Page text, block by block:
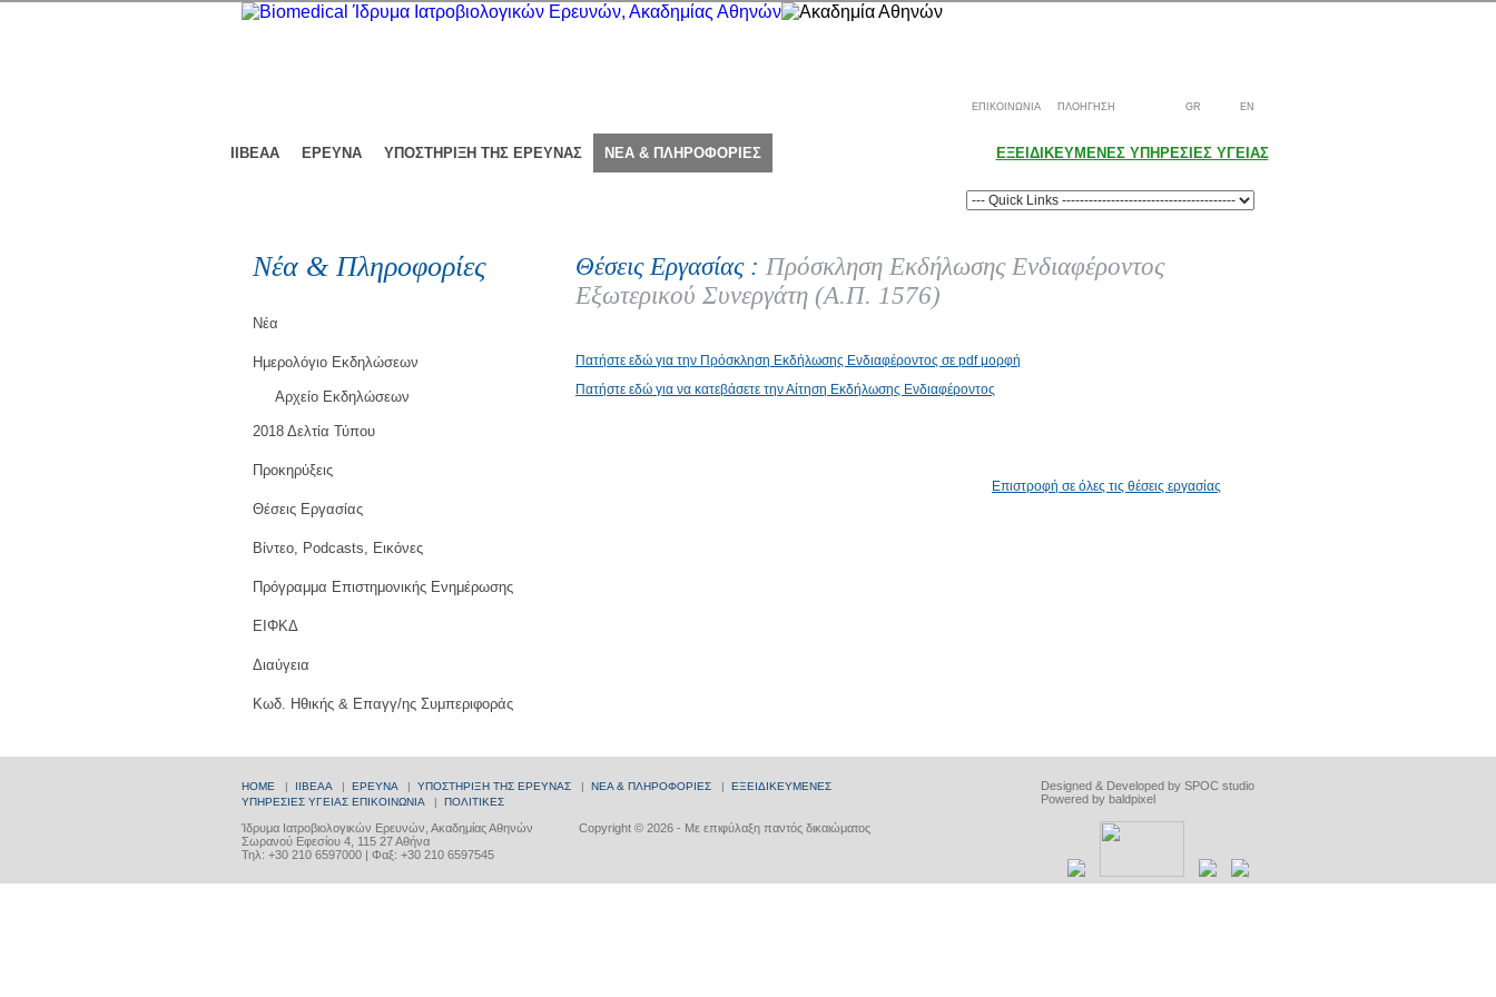
ΕΠΙΚΟΙΝΩΝΙΑ ΠΛΟΗΓΗΣΗ GR EN
ΙΙΒΕΑΑ ΕΡΕΥΝΑ ΥΠΟΣΤΗΡΙΞΗ ΤΗΣ ΕΡΕΥΝΑΣ ΝΕΑ & ΠΛΗΡΟΦΟΡΙΕΣ ΕΞΕΙΔΙΚΕΥΜΕΝΕΣ ΥΠΗΡΕΣΙΕΣ ΥΓΕΙΑΣ
Νέα & Πληροφορίες
Νέα
Ημερολόγιο Εκδηλώσεων
Αρχείο Εκδηλώσεων
2018 Δελτία Τύπου
Προκηρύξεις
Θέσεις Εργασίας
Βίντεο, Podcasts, Εικόνες
Πρόγραμμα Επιστημονικής Ενημέρωσης
ΕΙΦΚΔ
Διαύγεια
Κωδ. Ηθικής & Επαγγ/ης Συμπεριφοράς
Θέσεις Εργασίας : Πρόσκληση Εκδήλωσης Ενδιαφέροντος
Εξωτερικού Συνεργάτη (Α.Π. 1576)
Πατήστε εδώ για την Πρόσκληση Εκδήλωσης Ενδιαφέροντος σε pdf μορφή
Πατήστε εδώ για να κατεβάσετε την Αίτηση Εκδήλωσης Ενδιαφέροντος
Επιστροφή σε όλες τις θέσεις εργασίας
Designed & Developed by SPOC studio
Powered by baldpixel
HOME | ΙΙΒΕΑΑ | ΕΡΕΥΝΑ | ΥΠΟΣΤΗΡΙΞΗ ΤΗΣ ΕΡΕΥΝΑΣ | ΝΕΑ & ΠΛΗΡΟΦΟΡΙΕΣ | ΕΞΕΙΔΙΚΕΥΜΕΝΕΣ
ΥΠΗΡΕΣΙΕΣ ΥΓΕΙΑΣ ΕΠΙΚΟΙΝΩΝΙΑ | ΠΟΛΙΤΙΚΕΣ
Copyright © 2026 - Με επιφύλαξη παντός δικαιώματος
Ίδρυμα Ιατροβιολογικών Ερευνών, Ακαδημίας Αθηνών
Σωρανού Εφεσίου 4, 115 27 Αθήνα
Τηλ: +30 210 6597000 | Φαξ: +30 210 6597545